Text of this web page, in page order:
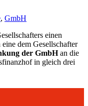
, GmbH
einen
eine dem Gesellschafter
der GmbHan die
in gleich drei